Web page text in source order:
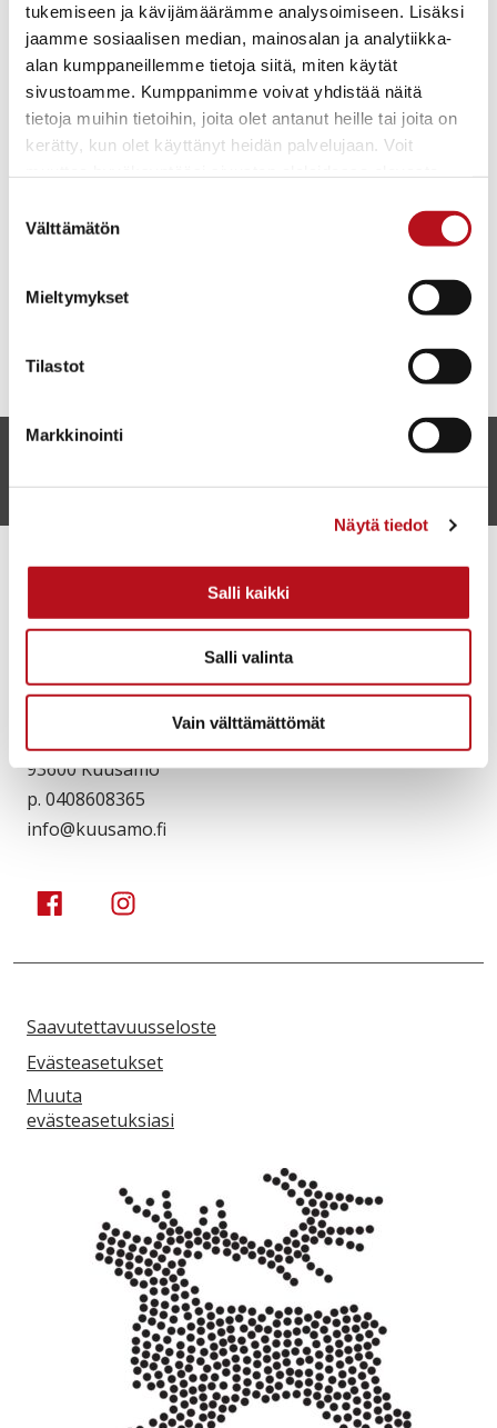
tukemiseen ja kävijämäärämme analysoimiseen. Lisäksi
jaamme sosiaalisen median, mainosalan ja analytiikka-
alan kumppaneillemme tietoja siitä, miten käytät
sivustoamme. Kumppanimme voivat yhdistää näitä
tietoja muihin tietoihin, joita olet antanut heille tai joita on
kerätty, kun olet käyttänyt heidän palvelujaan. Voit
valinta
Välttämätön
Mieltymykset
Tilastot
Markkinointi
Näytä tiedot
Salli kaikki
Salli valinta
Vain välttämättömät
Koivusen elämänkulkua määrittivät hänen
kokemansa kolme sotaa ja kaksi evakkomatkaa. Ne
jättivät sieluun pelon, jonka kanssa hän taisteli
elämänsä ajan. Koivusen öljyvärityöt luovutetuilta
rajantakaisilta alueilta Paanajärveltä ja luonnokset
maailmankin suuria järistyksiä.
Näyttely on esillä Karhuntassussa 16.6.-31.12.2026
93600 Kuusamo
p. 0408608365
info@kuusamo.fi
Kuusamo Karhuntassu
Kuusamo Karhuntassu
Saavutettavuusseloste
Evästeasetukset
Muuta
evästeasetuksiasi